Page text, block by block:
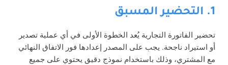
1. التحضير المسبق
تحضير الفاتورة التجارية يُعد الخطوة الأولى في أي عملية تصدير
أو استيراد ناجحة. يجب على المصدر إعدادها فور الاتفاق النهائي
مع المشتري، وذلك باستخدام نموذج دقيق يحتوي على جميع